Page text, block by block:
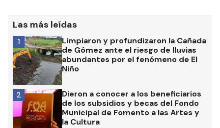
Las más leídas
Limpiaron y profundizaron la Cañada
de Gómez ante el riesgo de lluvias
abundantes por el fenómeno de El
Niño
1
Dieron a conocer a los beneficiarios
de los subsidios y becas del Fondo
Municipal de Fomento a las Artes y
la Cultura
2